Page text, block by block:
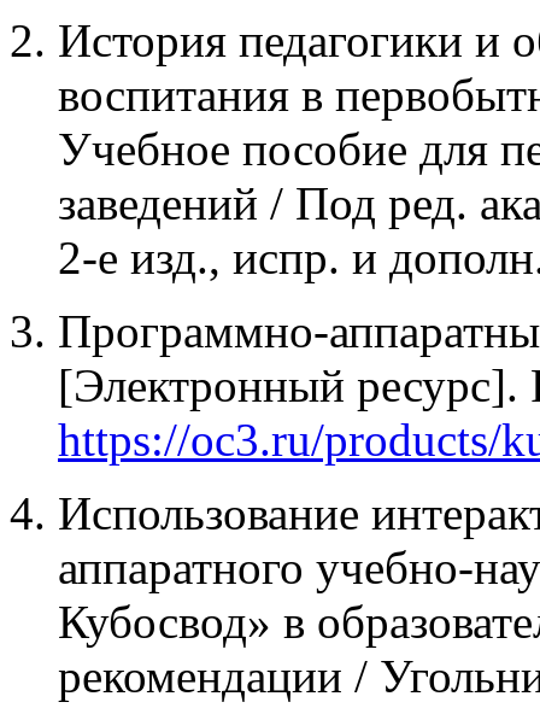
История педагогики и
воспитания в
Учебное пособие для
заведений / Под ред.
2-е изд., испр. и
Программно-
[Электронный ресурс].
https://oc3.ru/products/
Использование
аппаратного учебно-
Кубосвод» в
рекомендации /